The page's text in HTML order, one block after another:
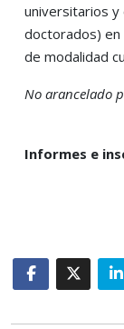
universitarios
doctorados) en
de modalidad
No arancelado
Informes e